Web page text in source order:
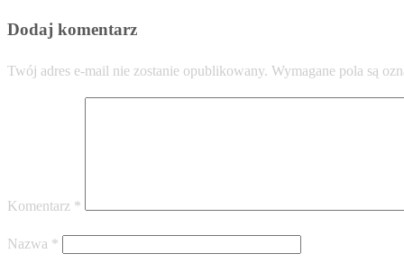
Dodaj komentarz
Twój adres e-mail nie zostanie opublikowany. Wymagane pola są
Komentarz *
Nazwa *